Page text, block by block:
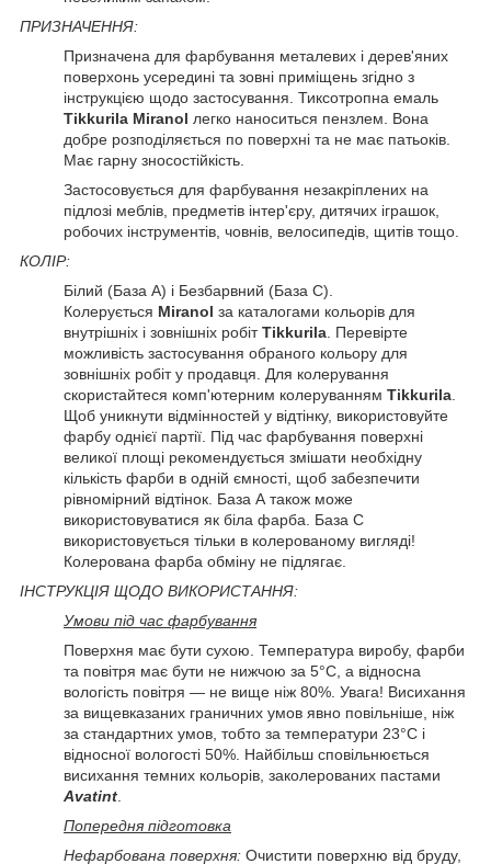
ПРИЗНАЧЕННЯ:
Призначена для фарбування металевих і дерев'яних
поверхонь усередині та зовні приміщень згідно з
інструкцією щодо застосування. Тиксотропна емаль
Tikkurila Miranol легко наноситься пензлем. Вона
добре розподіляється по поверхні та не має патьоків.
Має гарну зносостійкість.
Застосовується для фарбування незакріплених на
підлозі меблів, предметів інтер'єру, дитячих іграшок,
робочих інструментів, човнів, велосипедів, щитів тощо.
КОЛІР:
Білий (База А) і Безбарвний (База С).
Колерується Miranol за каталогами кольорів для
внутрішніх і зовнішніх робітTikkurila. Перевірте
можливість застосування обраного кольору для
зовнішніх робіт у продавця. Для колерування
скористайтеся комп'ютерним колеруванням Tikkurila.
Щоб уникнути відмінностей у відтінку, використовуйте
фарбу однієї партії. Під час фарбування поверхні
великої площі рекомендується змішати необхідну
кількість фарби в одній ємності, щоб забезпечити
рівномірний відтінок. База А також може
використовуватися як біла фарба. База С
використовується тільки в колерованому вигляді!
Колерована фарба обміну не підлягає.
ІНСТРУКЦІЯ ЩОДО ВИКОРИСТАННЯ:
Умови під час фарбування
Поверхня має бути сухою. Температура виробу, фарби
та повітря має бути не нижчою за 5°C, а відносна
вологість повітря — не вище ніж 80%. Увага! Висихання
за вищевказаних граничних умов явно повільніше, ніж
за стандартних умов, тобто за температури 23°С і
відносної вологості 50%. Найбільш сповільнюється
висихання темних кольорів, заколерованих пастами
Avatint.
Попередня підготовка
Нефарбована поверхня: Очистити поверхню від бруду,